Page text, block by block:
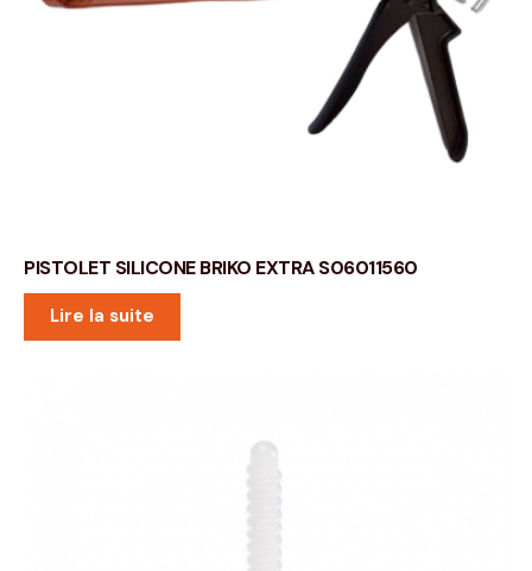
PISTOLET SILICONE BRIKO EXTRA S06011560
Lire la suite